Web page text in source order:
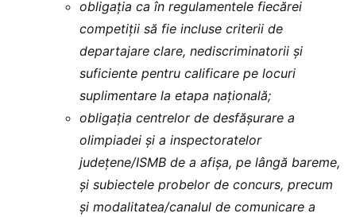
obligația ca în regulamentele fiecărei
competiții să fie incluse criterii de
departajare clare, nediscriminatorii și
suficiente pentru calificare pe locuri
suplimentare la etapa națională;
obligația centrelor de desfășurare a
olimpiadei și a inspectoratelor
județene/ISMB de a afișa, pe lângă bareme,
și subiectele probelor de concurs, precum
și modalitatea/canalul de comunicare a